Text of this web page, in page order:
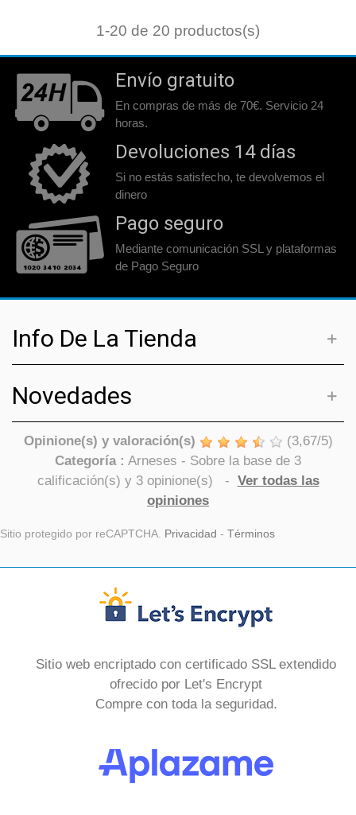
1-20 de 20 productos(s)
Envío gratuito
En compras de más de 70€. Servicio 24
horas.
Devoluciones 14 días
Si no estás satisfecho, te devolvemos el
dinero
Pago seguro
Mediante comunicación SSL y plataformas
de Pago Seguro
Info De La Tienda
Novedades
Opinione(s) y valoración(s) (3,67/5)
Categoría : Arneses - Sobre la base de 3
calificación(s) y 3opinione(s) - Ver todas las
opiniones
Sitio protegido por reCAPTCHA. Privacidad - Términos
Sitio web encriptado con certificado SSL extendido
ofrecido por Let's Encrypt
Compre con toda la seguridad.